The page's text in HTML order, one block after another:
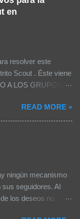
o 2-3
Dentro de la
1 muda de
la misma
interior Pijama o
Cuchillo
Tazón Equipo de
Toallita
Costurero Agujas
Extras Rel...
en
resolver este
Scout . Éste viene
A LOS GRUPOS
para solventar
. El distrito debe
más cerca al
(Distritos y
tan pequeña
tener únicamente 3
una Asamblea no se
READ MORE »
ningún mecanismo
sus seguidores. Al
los deseos no